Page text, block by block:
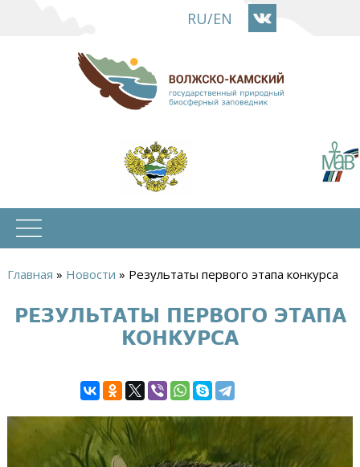
основному
содержанию
RU/EN
здесь
Главная » Новости » Результаты первого этапа конкурса
РЕЗУЛЬТАТЫ ПЕРВОГО ЭТАПА
КОНКУРСА